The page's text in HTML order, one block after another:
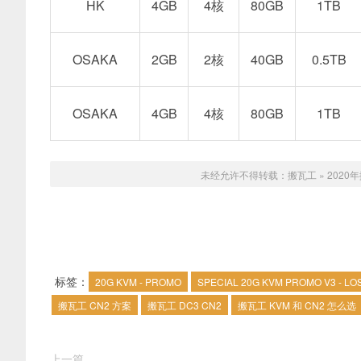
HK 4GB 4核 80GB 1TB
OSAKA 2GB 2核 40GB 0.5TB
OSAKA 4GB 4核 80GB 1TB
未经允许不得转载： 搬瓦工 » 2020
标签： 20G KVM - PROMO
SPECIAL 20G KVM PROMO V3 -
搬瓦工 CN2 方案
搬瓦工 DC3 CN2 搬瓦工 KVM 和 CN2 怎么选